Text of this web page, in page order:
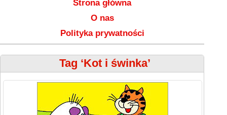
Strona główna
O nas
Polityka prywatności
Tag ‘Kot i świnka’